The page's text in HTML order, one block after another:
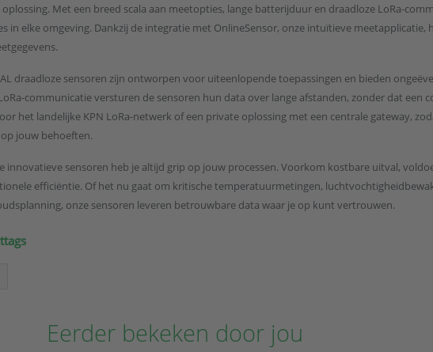
oplossing. Met een breed scala aan meetopties, lange batterijduur en draadloze LoRa-
in elke omgeving. Dankzij de integratie met OnlineSensor, onze intuïtieve meetapplicatie,
draadloze sensoren zijn ontworpen voor uiteenlopende toepassingen en bieden
communicatie versturen de sensoren hun data over lange afstanden, zonder dat een
het landelijke KPN LoRa-netwerk of een private oplossing met een centrale gateway,
jouw behoeften.
innovatieve sensoren heb je altijd grip op jouw processen. Voorkom kostbare uitval,
efficiëntie. Of het nu gaat om kritische temperatuurmetingen,
onze sensoren leveren betrouwbare data waar je op kunt vertrouwen.
Eerder bekeken door jou